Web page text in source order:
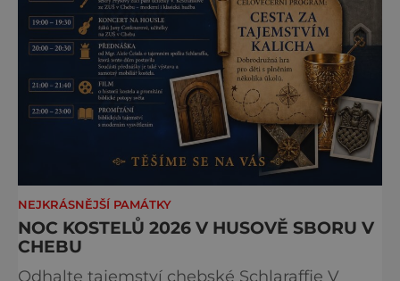
NEJKRÁSNĚJŠÍ PAMÁTKY
NOC KOSTELŮ 2026 V HUSOVĚ SBORU V
CHEBU
Odhalte tajemství chebské Schlaraffie V